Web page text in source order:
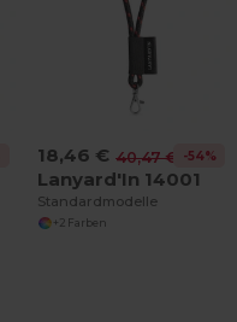
18,46 € 40,47 € -54%
Lanyard'In 14001
Standardmodelle
+2 Farben